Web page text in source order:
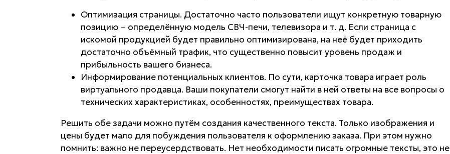
Оптимизация страницы. Достаточно часто пользователи ищут конкретную товарную
позицию − определённую модель СВЧ-печи, телевизора и т. д. Если страница с
искомой продукцией будет правильно оптимизирована, на неё будет приходить
достаточно объёмный трафик, что существенно повысит уровень продаж и
прибыльность вашего бизнеса.
Информирование потенциальных клиентов. По сути, карточка товара играет роль
виртуального продавца. Ваши покупатели смогут найти в ней ответы на все вопросы о
технических характеристиках, особенностях, преимуществах товара.
Решить обе задачи можно путём создания качественного текста. Только изображения и
цены будет мало для побуждения пользователя к оформлению заказа. При этом нужно
помнить: важно не переусердствовать. Нет необходимости писать огромные тексты, это не